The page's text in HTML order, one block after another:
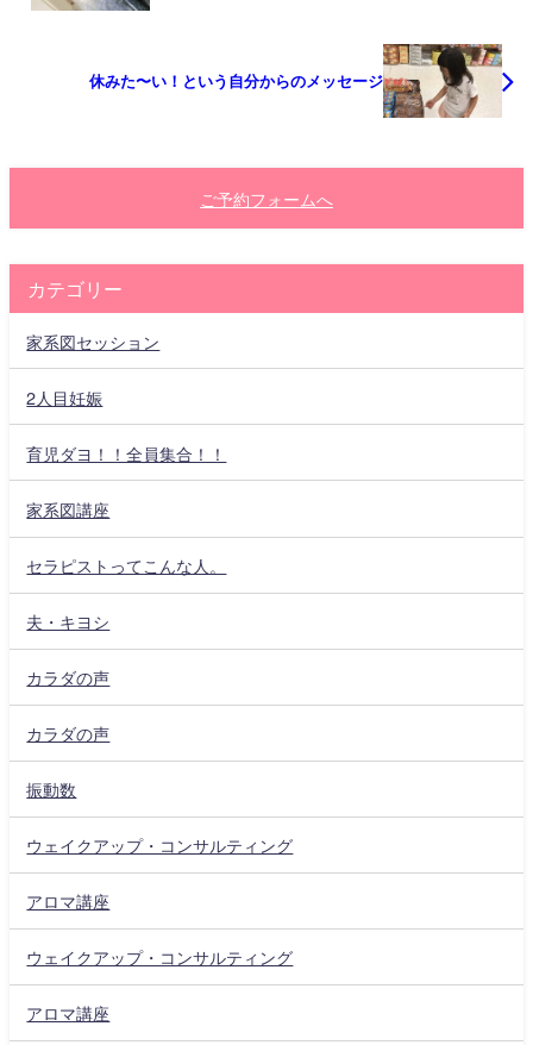
休みた〜い！という自分からのメッセージ
ご予約フォームへ
カテゴリー
家系図セッション
2人目妊娠
育児ダヨ！！全員集合！！
家系図講座
セラピストってこんな人。
夫・キヨシ
カラダの声
カラダの声
振動数
ウェイクアップ・コンサルティング
アロマ講座
ウェイクアップ・コンサルティング
アロマ講座